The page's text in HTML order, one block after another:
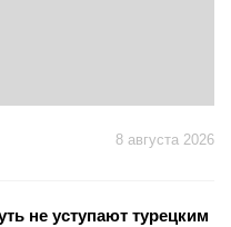
8 августа 2026
не уступают турецким